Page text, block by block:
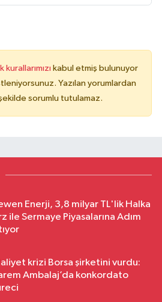
kurallarımızı kabul etmiş bulunuyor
Yazılan yorumlardan
sorumlu tutulamaz.
Enerji, 3,8 milyar TL'lik Halka
ile Sermaye Piyasalarına Adım
krizi Borsa şirketini vurdu:
Ambalaj’da konkordato